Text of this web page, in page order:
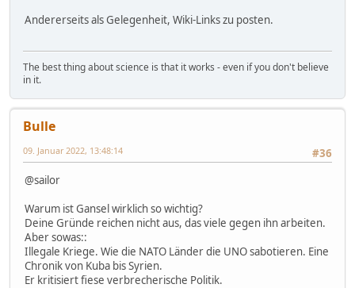
Andererseits als Gelegenheit, Wiki-Links zu posten.
The best thing about science is that it works - even if you don't believe
in it.
Bulle
#36
09. Januar 2022, 13:48:14
@sailor
Warum ist Gansel wirklich so wichtig?
Deine Gründe reichen nicht aus, das viele gegen ihn arbeiten.
Aber sowas::
Illegale Kriege. Wie die NATO Länder die UNO sabotieren. Eine
Chronik von Kuba bis Syrien.
Er kritisiert fiese verbrecherische Politik.